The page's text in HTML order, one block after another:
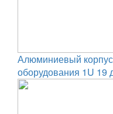
Алюминиевый
оборудования 1U 19